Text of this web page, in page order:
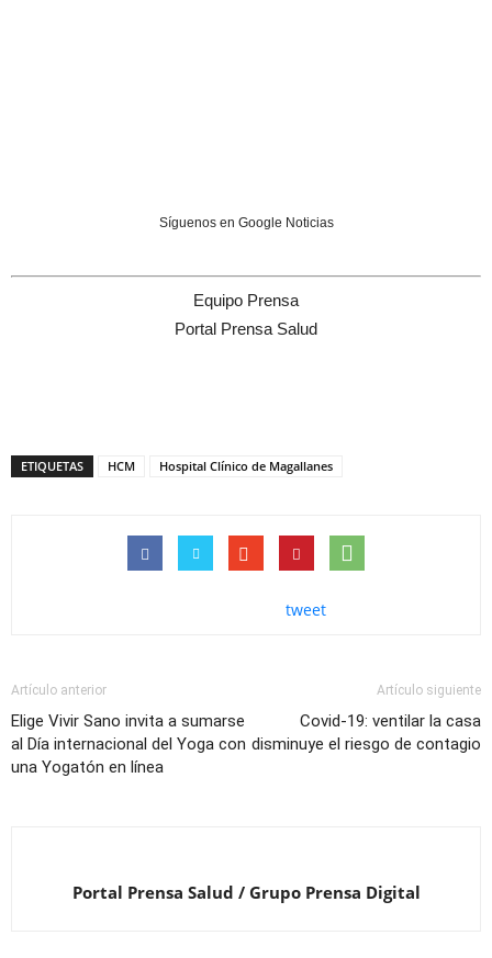
Síguenos en Google Noticias
Equipo Prensa
Portal Prensa Salud
ETIQUETAS HCM Hospital Clínico de Magallanes
tweet
Artículo anterior
Elige Vivir Sano invita a sumarse
al Día internacional del Yoga con
una Yogatón en línea
Artículo siguiente
Covid-19: ventilar la casa
disminuye el riesgo de contagio
Portal Prensa Salud / Grupo Prensa Digital